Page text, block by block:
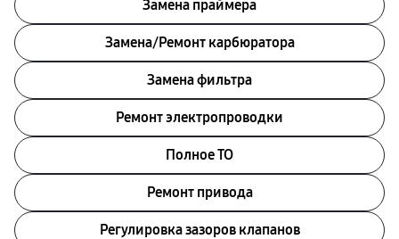
Замена праймера
Замена/Pемонт карбюратора
Замена фильтра
Ремонт электропроводки
Полное ТО
Ремонт привода
Регулировка зазоров клапанов